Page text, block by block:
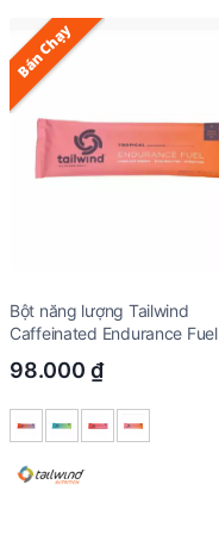
Bán Chạy
Bột năng lượng Tailwind
Caffeinated Endurance Fuel
98.000 ₫